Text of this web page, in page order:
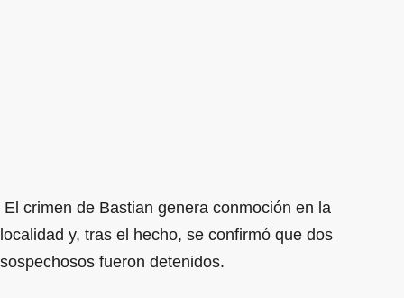
El crimen de Bastian genera conmoción en la
localidad y, tras el hecho, se confirmó que dos
sospechosos fueron detenidos.